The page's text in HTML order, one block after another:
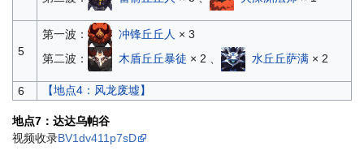
5
第一波： 冲锋丘丘人 × 3
第二波：
木盾丘丘暴徒 × 2 、 水丘丘萨满× 2
6 【地点4：风龙废墟】
地点7：达达乌帕谷
视频收录BV1dv411p7sD